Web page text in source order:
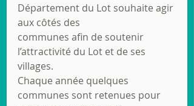
Département du Lot souhaite agir
aux côtés des
communes afin de soutenir
l’attractivité du Lot et de ses
villages.
Chaque année quelques
communes sont retenues pour